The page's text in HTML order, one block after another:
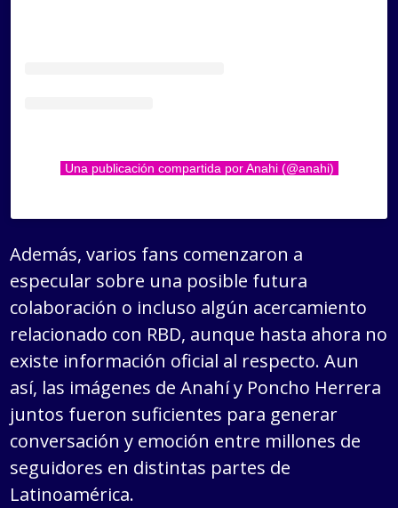
Una publicación compartida por Anahi (@anahi)
Además, varios fans comenzaron a
especular sobre una posible futura
colaboración o incluso algún acercamiento
relacionado con RBD, aunque hasta ahora no
existe información oficial al respecto. Aun
así, las imágenes de Anahí y Poncho Herrera
juntos fueron suficientes para generar
conversación y emoción entre millones de
seguidores en distintas partes de
Latinoamérica.